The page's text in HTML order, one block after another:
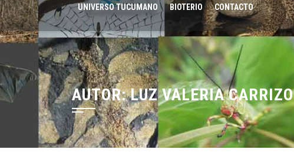
UNIVERSO TUCUMANO BIOTERIO CONTACTO
AUTOR:LUZ VALERIA CARRIZO